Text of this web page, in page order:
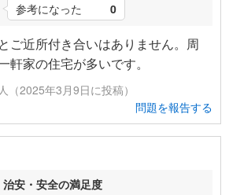
参考になった 0
ご近所付き合いはありません。周
軒家の住宅が多いです。
（2025年3月9日に投稿）
問題を報告する
治安・安全の満足度